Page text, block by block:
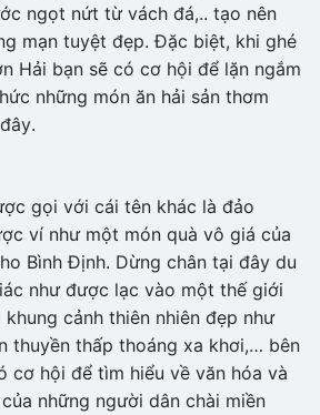
ngọt nứt từ vách đá,.. tạo nên
mạn tuyệt đẹp. Đặc biệt, khi ghé
Hải bạn sẽ có cơ hội để lặn ngắm
những món ăn hải sản thơm
gọi với cái tên khác là đảo
ví như một món quà vô giá của
Bình Định. Dừng chân tại đây du
như được lạc vào một thế giới
cảnh thiên nhiên đẹp như
thuyền thấp thoáng xa khơi,… bên
cơ hội để tìm hiểu về văn hóa và
những người dân chài miền